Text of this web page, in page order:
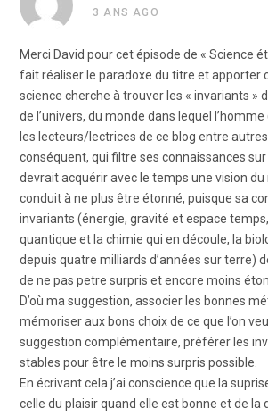
3 ANS AGO
Merci David pour cet épisode de « Science
fait réaliser le paradoxe du titre et apporter
science cherche à trouver les « invariants »
de l’univers, du monde dans lequel
les lecteurs/lectrices de ce blog entre
conséquent, qui filtre ses connaissances
devrait acquérir avec le temps une vision du
conduit à ne plus être étonné, puisque sa
invariants (énergie, gravité et espace
quantique et la chimie qui en découle, la
depuis quatre milliards d’années sur terre)
de ne pas petre surpris et encore moins
D’où ma suggestion, associer les bonnes
mémoriser aux bons choix de ce que l’on
suggestion complémentaire, préférer les
stables pour être le moins surpris possible.
En écrivant cela j’ai conscience que la
celle du plaisir quand elle est bonne et de la